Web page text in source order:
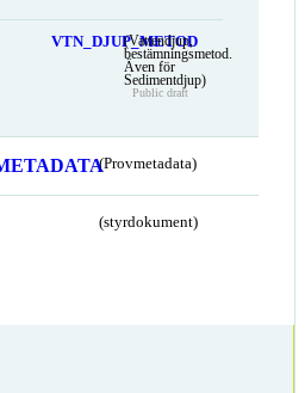
VTN_DJUP_METOD
(Vattendjup,
bestämningsmetod.
Även för
Sedimentdjup)
Public draft
(Provmetadata)
(styrdokument)